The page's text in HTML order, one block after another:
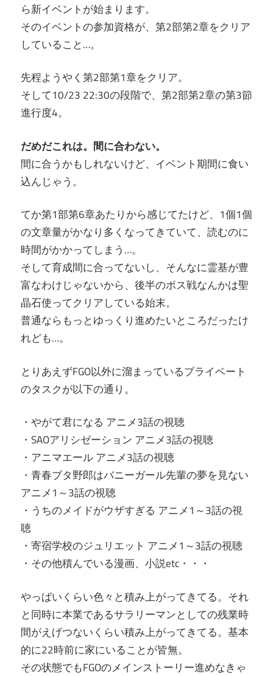
ら新イベントが始まります。
そのイベントの参加資格が、第2部第2章をクリア
していること…。
先程ようやく第2部第1章をクリア。
そして10/23 22:30の段階で、第2部第2章の第3節
進行度4。
だめだこれは。間に合わない。
間に合うかもしれないけど、イベント期間に食い
込んじゃう。
てか第1部第6章あたりから感じてたけど、1個1個
の文章量がかなり多くなってきていて、読むのに
時間がかかってしまう…。
そして育成間に合ってないし、そんなに霊基が豊
富なわけじゃないから、後半のボス戦なんかは聖
晶石使ってクリアしている始末。
普通ならもっとゆっくり進めたいところだったけ
れども…。
とりあえずFGO以外に溜まっているプライベート
のタスクが以下の通り。
・やがて君になる アニメ3話の視聴
・SAOアリシゼーション アニメ3話の視聴
・アニマエール アニメ3話の視聴
・青春ブタ野郎はバニーガール先輩の夢を見ない
アニメ1～3話の視聴
・うちのメイドがウザすぎる アニメ1～3話の視
聴
・寄宿学校のジュリエット アニメ1～3話の視聴
・その他積んでいる漫画、小説etc・・・
やっばいくらい色々と積み上がってきてる。それ
と同時に本業であるサラリーマンとしての残業時
間がえげつないくらい積み上がってきてる。基本
的に22時前に家にいることが皆無。
その状態でもFGOのメインストーリー進めなきゃ